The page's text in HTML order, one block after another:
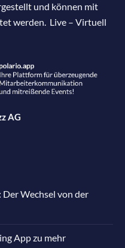
und können mit
werden. Live – Virtuell
AG
Wechsel von der
App zu mehr